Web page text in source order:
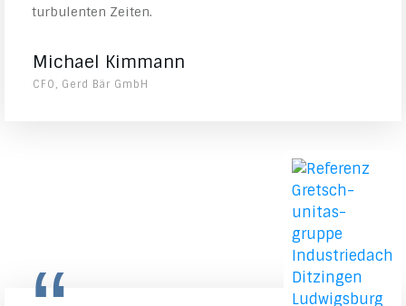
turbulenten Zeiten.
Michael Kimmann
CFO, Gerd Bär GmbH